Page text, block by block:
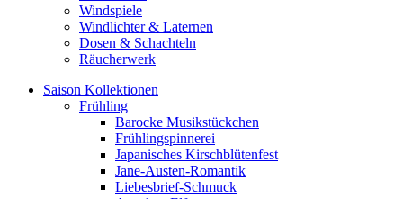
Windspiele
Windlichter & Laternen
Dosen & Schachteln
Räucherwerk
Saison Kollektionen
Frühling
Barocke Musikstückchen
Frühlingspinnerei
Japanisches Kirschblütenfest
Jane-Austen-Romantik
Liebesbrief-Schmuck